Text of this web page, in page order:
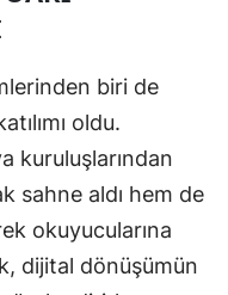
Nevşehir
Niğde
Ordu
Rize
biri de
oldu.
kuruluşlarından
sahne aldı hem de
okuyucularına
dijital dönüşümün